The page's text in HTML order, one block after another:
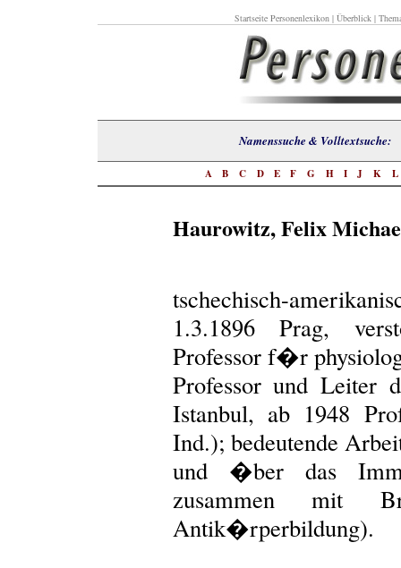
Startseite Personenlexikon| Überblick|
Namenssuche &
A B C D E F G H I J K L
Haurowitz, Felix
tschechisch-
1.3.1896 Prag,
Professor f�r
Professor und Leiter
Istanbul, ab 1948
Ind.); bedeutende
und �ber das
zusammen mit
Antik�rperbildung).